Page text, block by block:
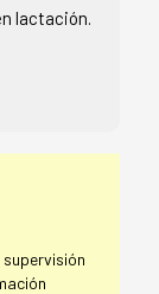
lactación.